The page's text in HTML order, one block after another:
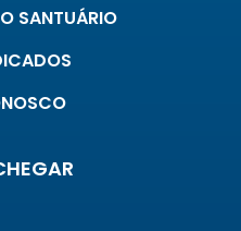
SANTUÁRIO